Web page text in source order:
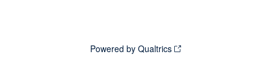
Powered by Qualtrics